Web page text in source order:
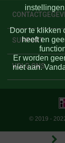
SUPPORT
VOLG ONS
Door te klikken
heeft en
Er worden
niet aan.
© 2019 -